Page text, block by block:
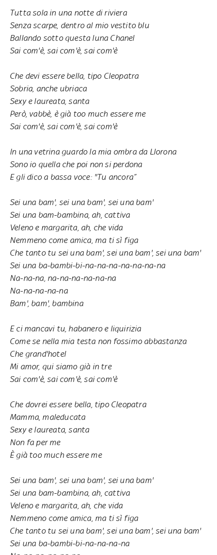
Tutta sola in una notte di riviera
Senza scarpe, dentro al mio vestito blu
Ballando sotto questa luna Chanel
Sai com'è, sai com'è, sai com'è
Che devi essere bella, tipo Cleopatra
Sobria, anche ubriaca
Sexy e laureata, santa
Però, vabbè, è già too much essere me
Sai com'è, sai com'è, sai com'è
In una vetrina guardo la mia ombra da Llorona
Sono io quella che poi non si perdona
E gli dico a bassa voce: "Tu ancora”
Sei una bam', sei una bam', sei una bam'
Sei una bam-bambina, ah, cattiva
Veleno e margarita, ah, che vida
Nemmeno come amica, ma ti sì figa
Che tanto tu sei una bam', sei una bam', sei una bam'
Sei una ba-bambi-bi-na-na-na-na-na-na-na
Na-na-na, na-na-na-na-na-na
Na-na-na-na-na
Bam', bam', bambina
E ci mancavi tu, habanero e liquirizia
Come se nella mia testa non fossimo abbastanza
Che grand'hotel
Mi amor, qui siamo già in tre
Sai com'è, sai com'è, sai com'è
Che dovrei essere bella, tipo Cleopatra
Mamma, maleducata
Sexy e laureata, santa
Non fa per me
È già too much essere me
Sei una bam', sei una bam', sei una bam'
Sei una bam-bambina, ah, cattiva
Veleno e margarita, ah, che vida
Nemmeno come amica, ma ti sì figa
Che tanto tu sei una bam', sei una bam', sei una bam'
Sei una ba-bambi-bi-na-na-na-na